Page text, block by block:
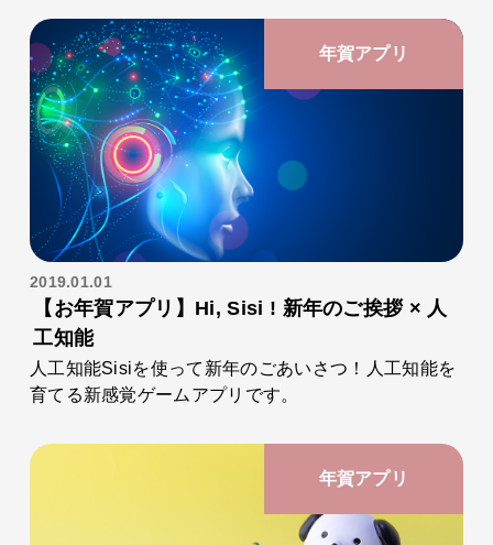
年賀アプリ
2019.01.01
【お年賀アプリ】Hi, Sisi ! 新年のご挨拶 × 人
工知能
人工知能Sisiを使って新年のごあいさつ！人工知能を
育てる新感覚ゲームアプリです。
年賀アプリ